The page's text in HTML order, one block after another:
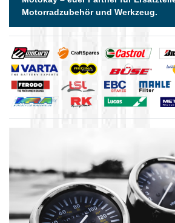
Motorradzubehör und Werkzeug.